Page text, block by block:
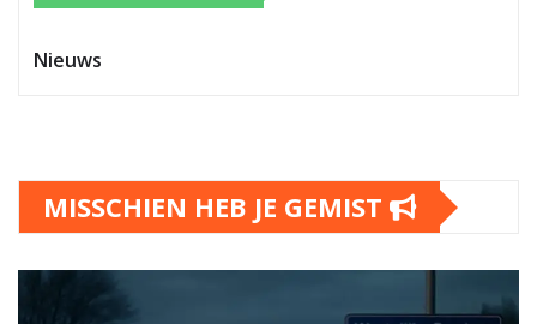
Nieuws
MISSCHIEN HEB JE GEMIST